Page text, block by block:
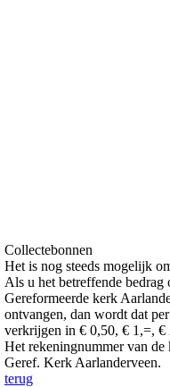
Collectebonnen
Het is nog steeds mogelijk
Als u het betreffende bedrag
Gereformeerde kerk
ontvangen, dan wordt dat
verkrijgen in € 0,50, € 1,=,
Het rekeningnummer van
Geref. Kerk Aarlanderveen.
terug